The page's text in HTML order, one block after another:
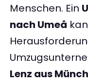
Menschen. Ein
nach Umeå
Lenz aus